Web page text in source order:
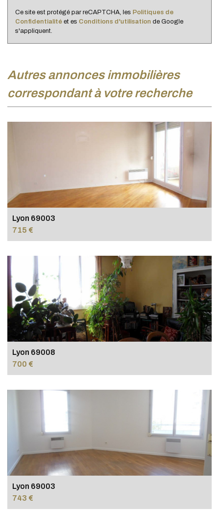
Ce site est protégé par reCAPTCHA, les Politiques de
Confidentialité et es Conditions d'utilisation de Google
s'appliquent.
autres annonces immobilières
correspondant à votre recherche
Lyon 69003
715 €
Lyon 69008
700 €
Lyon 69003
743 €